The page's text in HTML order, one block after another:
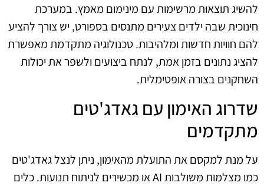
להשיג תוצאות מרשימות עם מינימום מאמץ. במערכת
חינוכית שבה ילדים צעירים מתנסים בספורט, יש צורך להציע
להם חוויות חדשות ומלהיבות. טכנולוגיה מתקדמת מאפשרת
להציג נתונים בזמן אמת, לנתח ביצועים ולשפר את יכולות
השחקנים בצורה אופטימלית.
שדרוג האימון עם גאדג'טים
מתקדמים
על מנת למקסם את התועלת מהאימון, ניתן לנצל גאדג'טים
כמו מצלמות משולבות AI או מכשירים לניתוח תנועות. כלים